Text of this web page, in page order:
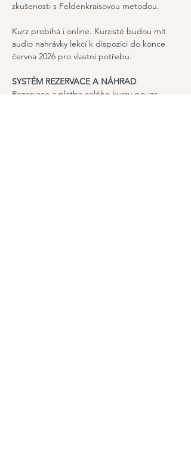
zkušenosti s Feldenkraisovou metodou.
Kurz probíhá i online. Kurzisté budou mít
audio nahrávky lekcí k dispozici do konce
června 2026 pro vlastní potřebu.
SYSTÉM REZERVACE A NÁHRAD
Rezervace a platba celého kurzu pouze